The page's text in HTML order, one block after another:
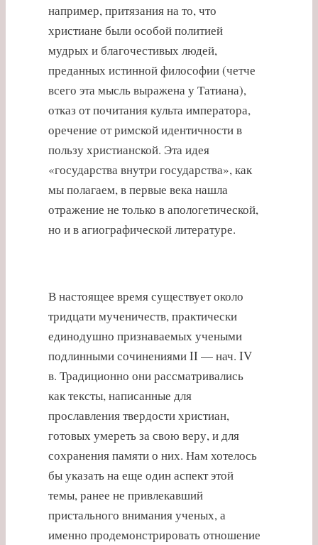
например, притязания на то, что
христиане были особой политией
мудрых и благочестивых людей,
преданных истинной философии (четче
всего эта мысль выражена у Татиана),
отказ от почитания культа императора,
оречение от римской идентичности в
пользу христианской. Эта идея
«государства внутри государства», как
мы полагаем, в первые века нашла
отражение не только в апологетической,
но и в агиографической литературе.
В настоящее время существует около
тридцати мученичеств, практически
единодушно признаваемых учеными
подлинными сочинениями II — нач. IV
в. Традиционно они рассматривались
как тексты, написанные для
прославления твердости христиан,
готовых умереть за свою веру, и для
сохранения памяти о них. Нам хотелось
бы указать на еще один аспект этой
темы, ранее не привлекавший
пристального внимания ученых, а
именно продемонстрировать отношение